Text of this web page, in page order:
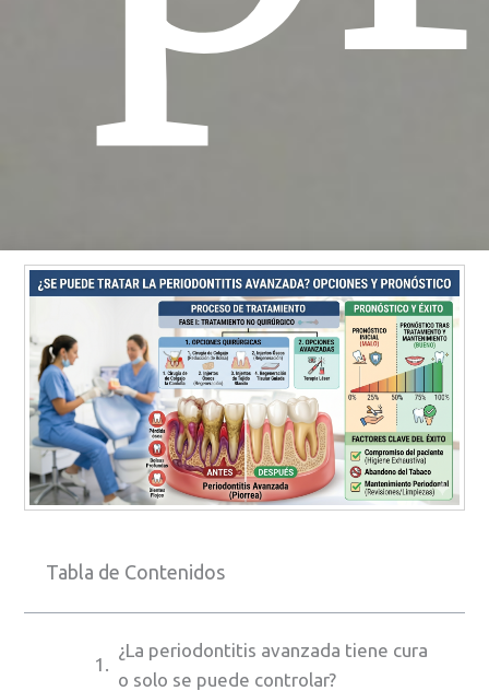
Tabla de Contenidos
¿La periodontitis avanzada tiene cura
o solo se puede controlar?